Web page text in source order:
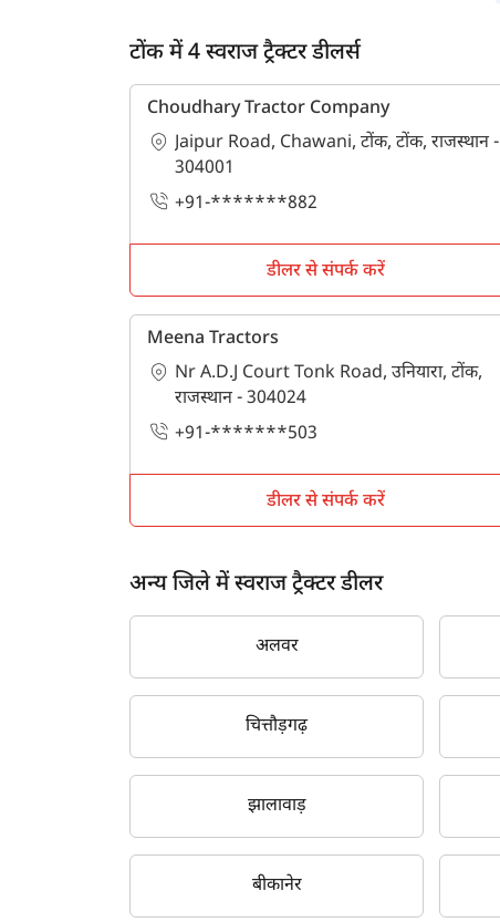
टोंक में 4 स्वराज ट्रैक्टर डीलर्स
Choudhary Tractor Company
Jaipur Road, Chawani, टोंक, टोंक, राजस्थान -
304001
+91-*******882
डीलर से संपर्क करें
Meena Tractors
Nr A.D.J Court Tonk Road, उनियारा, टोंक,
राजस्थान - 304024
+91-*******503
डीलर से संपर्क करें
अन्य जिले में स्वराज ट्रैक्टर डीलर
अलवर
चित्तौड़गढ़
झालावाड़
बीकानेर